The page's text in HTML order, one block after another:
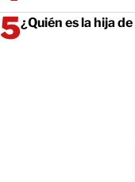
¿Quién es la hija